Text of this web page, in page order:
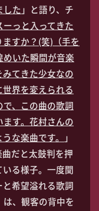
した 」と語り、チ
っと入ってきた
すか？(笑)（手を
いた瞬間が音楽
てきた少女なの
界を変えられる
、この曲の歌詞
す。花村さんの
な楽曲です。
」
だと太鼓判を押
る様子。一度聞
希望溢れる歌詞
、観客の背中を